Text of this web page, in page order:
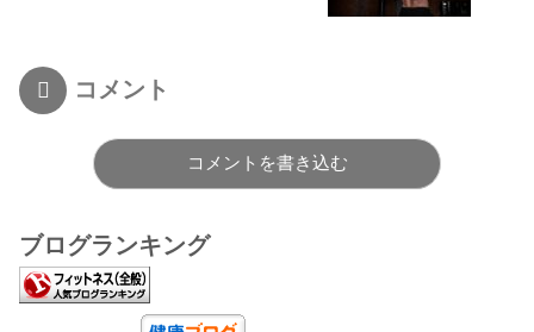
コメント
コメントを書き込む
ブログランキング